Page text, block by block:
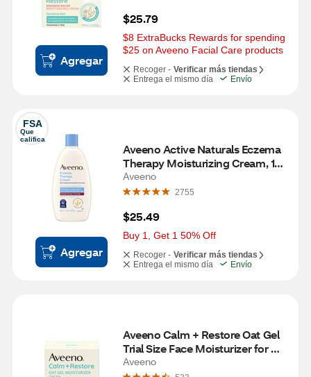
Agregar
$25.79
$8 ExtraBucks Rewards for spending
$25 on Aveeno Facial Care products
Recoger - Verificar más tiendas
Entrega el mismo día
Envío
FSA
Que
califica
Agregar
Aveeno Active Naturals Eczema
Therapy Moisturizing Cream, 12
OZ
Aveeno
2755
$25.49
Buy 1, Get 1 50% Off
Recoger - Verificar más tiendas
Entrega el mismo día
Envío
Aveeno Calm + Restore Oat Gel
Trial Size Face Moisturizer for
Sensitive Skin, 0.5 OZ
Aveeno